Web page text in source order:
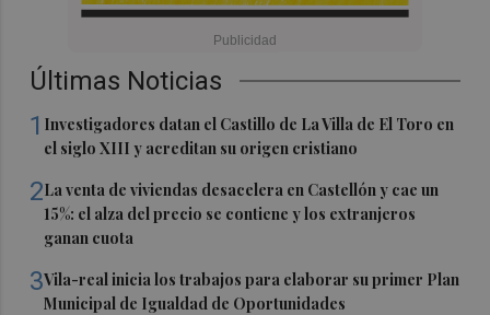
Últimas Noticias
1 Investigadores datan el Castillo de La Villa de El Toro en
el siglo XIII y acreditan su origen cristiano
2La venta de viviendas desacelera en Castellón y cae un
15%: el alza del precio se contiene y los extranjeros
ganan cuota
3Vila-real inicia los trabajos para elaborar su primer Plan
Municipal de Igualdad de Oportunidades